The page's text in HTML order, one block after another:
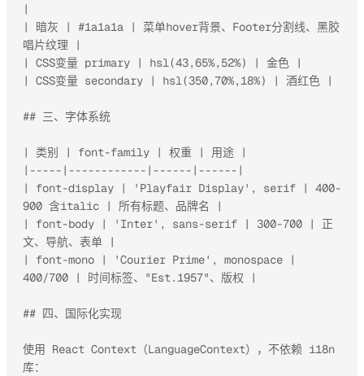
|
| 暗灰 | #1a1a1a | 菜单hover背景、Footer分割线、黑胶
唱片纹理 |
| CSS变量 primary | hsl(43,65%,52%) | 金色 |
| CSS变量 secondary | hsl(350,70%,18%) | 酒红色 |
## 三、字体系统
| 类别 | font-family | 权重 | 用途 |
|-----|------------|------|------|
| font-display | 'Playfair Display', serif | 400-
900 含italic | 所有标题、品牌名 |
| font-body | 'Inter', sans-serif | 300-700 | 正
文、导航、表单 |
| font-mono | 'Courier Prime', monospace |
400/700 | 时间标签、"Est.1957"、版权 |
## 四、国际化实现
使用 React Context（LanguageContext），不依赖 i18n
库：